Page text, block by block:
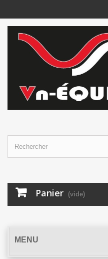
Panier (vide)
MENU